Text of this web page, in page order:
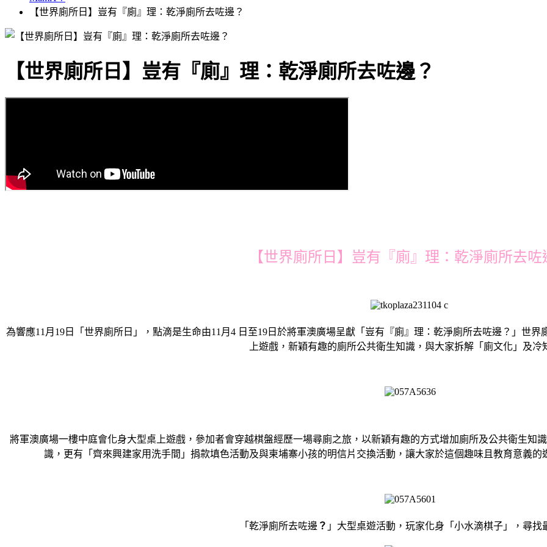
【世界廁所日】豈有『廁』理：乾淨廁所去咗邊？
【世界廁所日】豈有『廁』理：乾淨廁所去咗邊？
【世界廁所日】豈有『廁』理：乾淨廁所去咗
為響應11月19日「世界廁所日」，點滴是生命由11月4 日至19日於將軍澳廣場呈獻「豈有『廁』理：乾淨廁所去咗邊？」世
上遊戲，新穎有趣的廁所公共衛生知識，與大家拆解「廁文化」及冷
將軍澳廣場一樓中庭會化身大型桌上遊戲，參加者會穿越棋盤經歷一場尋廁之旅，以新穎有趣的方式增加廁所及公共衛生知
識，更有「齊來興建家用洗手間」捐款填色活動及與柬埔寨小孩的明信片交換活動，讓大家於這個趣味且教育意義
「乾淨廁所去咗邊 ？ 」大型桌遊活動，玩家化身「小水滴棋子」，尋找